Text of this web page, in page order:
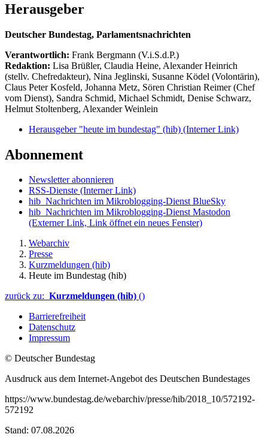
Herausgeber
Deutscher Bundestag, Parlamentsnachrichten
Verantwortlich: Frank Bergmann (V.i.S.d.P.)
Redaktion: Lisa Brüßler, Claudia Heine, Alexander Heinrich
(stellv. Chefredakteur), Nina Jeglinski, Susanne Ködel (Volontärin),
Claus Peter Kosfeld, Johanna Metz, Sören Christian Reimer (Chef
vom Dienst), Sandra Schmid, Michael Schmidt, Denise Schwarz,
Helmut Stoltenberg, Alexander Weinlein
Herausgeber "heute im bundestag" (hib) (Interner Link)
Abonnement
Newsletter abonnieren
RSS-Dienste (Interner Link)
hib_Nachrichten im Mikroblogging-Dienst BlueSky
hib_Nachrichten im Mikroblogging-Dienst Mastodon
(Externer Link, Link öffnet ein neues Fenster)
Webarchiv
Presse
Kurzmeldungen (hib)
Heute im Bundestag (hib)
zurück zu: Kurzmeldungen (hib) ()
Barrierefreiheit
Datenschutz
Impressum
© Deutscher Bundestag
Ausdruck aus dem Internet-Angebot des Deutschen Bundestages
https://www.bundestag.de/webarchiv/presse/hib/2018_10/572192-
572192
Stand: 07.08.2026